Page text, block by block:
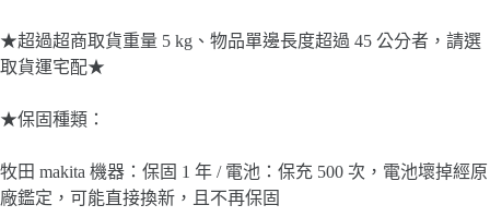
★超過超商取貨重量 5 kg、物品單邊長度超過 45 公分者，請選
取貨運宅配★
★保固種類：
牧田 makita 機器：保固 1 年 / 電池：保充 500 次，電池壞掉經原
廠鑑定，可能直接換新，且不再保固